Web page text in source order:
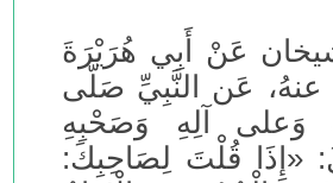
عَنْ أَبِي هُرَيْرَةَ
عنهُ، عَن النَّبِيِّ صَلَّى
وَعلى آلِهِ وَصَحْبِهِ
«إِذَا قُلْتَ لِصَاحِبِكَ: